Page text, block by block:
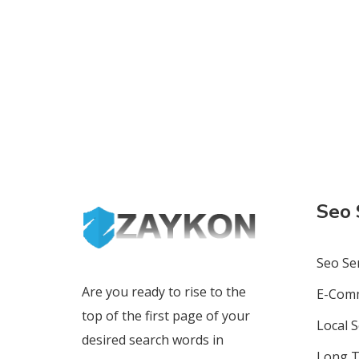
Are you ready to rise to the
top of the first page of your
desired search words in
Seo
Seo
E-
Local